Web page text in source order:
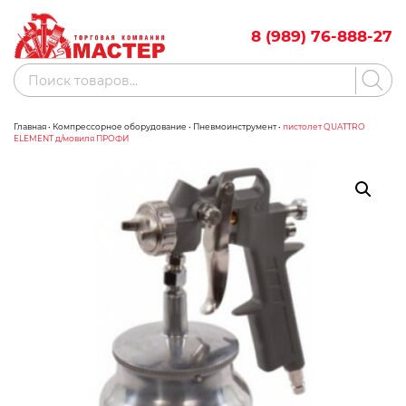
content
8 (989) 76-888-27
Акции Бренды
Водоснабжение
Измерительное оборудование
Инструмент ручной
Клининговое оборудование
Компрессорное оборудование
Поиск
товаров
Главная• Компрессорное оборудование • Пневмоинструмент• пистолет QUATTRO
ELEMENT д/мовиля ПРОФИ